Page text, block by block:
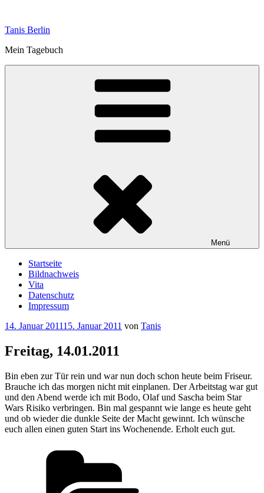
springen
Tanis Berlin
Mein Tagebuch
Menü
Startseite
Bildnachweis
Vita
Datenschutz
Impressum
Veröffentlicht
14. Januar 201115. Januar 2011 von Tanis
Freitag, 14.01.2011
Bin eben zur Tür rein und war nun doch schon heute beim Friseur.
Brauche ich das morgen nicht mit einplanen. Der Arbeitstag war gut
und den Abend werde ich mit Bodo, Olaf und Sascha beim Star
Wars Risiko verbringen. Bin mal gespannt wie lange es heute geht
und ob wieder die dunkle Seite der Macht gewinnt. Ich wünsche
euch allen einen guten Start ins Wochenende. Erholt euch gut.